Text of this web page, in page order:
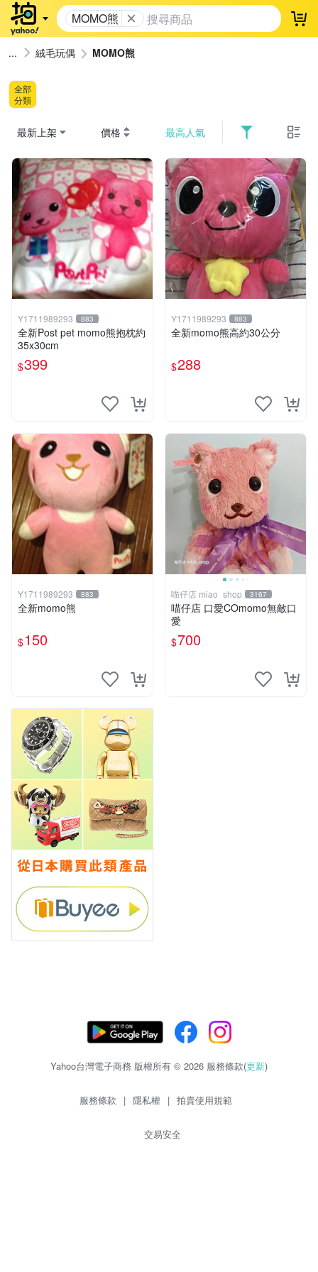
MOMO熊 登
絨毛玩偶 MOMO熊
全部
分類
最新上架 價格 最高人氣
Y1711989293 883
全新Post pet momo熊抱枕約
35x30cm
$399
Y1711989293 883
全新momo熊高約30公分
$288
Y1711989293 883
全新momo熊
$150
喵仔店 miao_shop 3167
喵仔店 口愛COmomo無敵口
愛
$700
Yahoo台灣電子商務 版權所有 © 2026 服務條款(更新)
服務條款 | 隱私權 | 拍賣使用規範
交易安全